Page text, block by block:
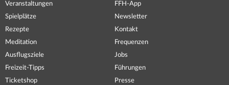
Veranstaltungen
Spielplätze
Rezepte
Meditation
Ausflugsziele
Freizeit-Tipps
Ticketshop
FFH-App
Newsletter
Kontakt
Frequenzen
Jobs
Führungen
Presse